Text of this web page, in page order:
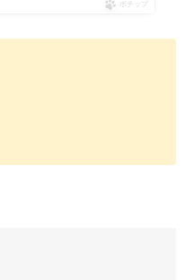
ポチップ